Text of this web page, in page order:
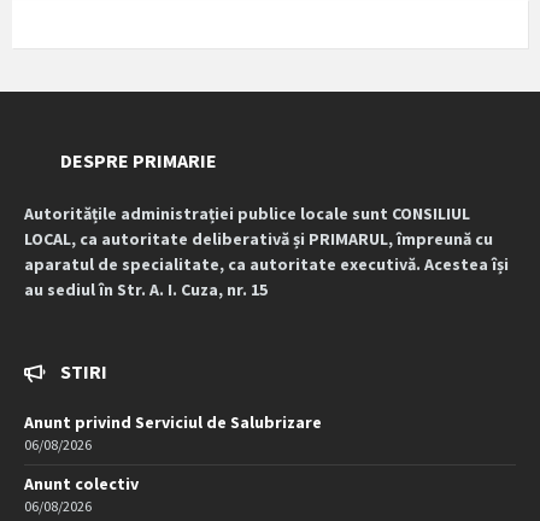
DESPRE PRIMARIE
Autoritățile administrației publice locale sunt CONSILIUL
LOCAL, ca autoritate deliberativă și PRIMARUL, împreună cu
aparatul de specialitate, ca autoritate executivă. Acestea își
au sediul în Str. A. I. Cuza, nr. 15
STIRI
Anunt privind Serviciul de Salubrizare
06/08/2026
Anunt colectiv
06/08/2026